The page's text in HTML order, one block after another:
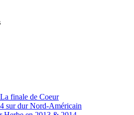
finale de Coeur
sur dur Nord-Américain